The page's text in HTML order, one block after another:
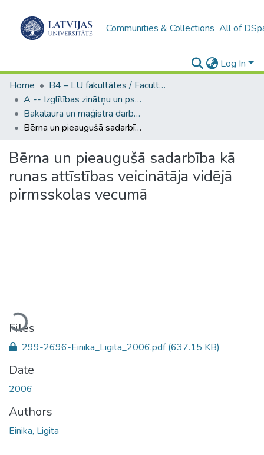
Communities & Collections All of
Log In
Home
B4 – LU fakultātes / Faculties of the UL
A -- Izglītības zinātņu un psiholoģijas fakultāte / Faculty of Education Sciences and Psychology
Bakalaura un maģistra darbi (PPMF) / Bachelor's and Master's theses
Bērna un pieaugušā sadarbība kā runas attīstības veicinātāja vidējā pirmsskolas vecumā
Bērna un pieaugušā sadarbība kā
runas attīstības veicinātāja vidējā
pirmsskolas vecumā
Loading...
Files
299-2696-Einika_Ligita_2006.pdf(637.15 KB)
Date
2006
Authors
Einika, Ligita